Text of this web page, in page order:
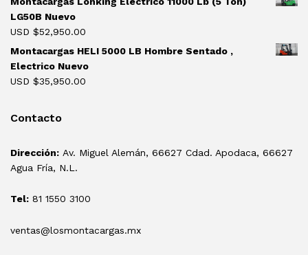
LG50B Nuevo
USD $52,950.00
Montacargas HELI 5000 LB Hombre Sentado ,
Electrico Nuevo
USD $35,950.00
Contacto
Dirección: Av. Miguel Alemán, 66627 Cdad. Apodaca, 66627
Agua Fría, N.L.
Tel: 81 1550 3100
ventas@losmontacargas.mx